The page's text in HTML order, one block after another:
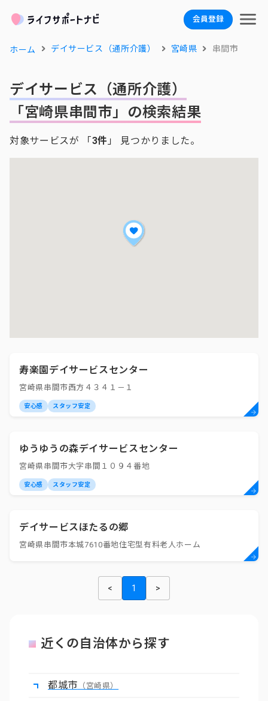
会員登録
ホーム デイサービス（通所介護） 宮崎県 串間市
デイサービス（通所介護）
「宮崎県串間市」の検索結果
対象サービスが 「3件 」 見つかりました。
寿楽園デイサービスセンター
宮崎県串間市西方４３４１－１
安心感 スタッフ安定
ゆうゆうの森デイサービスセンター
宮崎県串間市大字串間１０９４番地
安心感 スタッフ安定
デイサービスほたるの郷
宮崎県串間市本城7610番地住宅型有料老人ホーム
< 1 >
近くの自治体から探す
都城市 （宮崎県）